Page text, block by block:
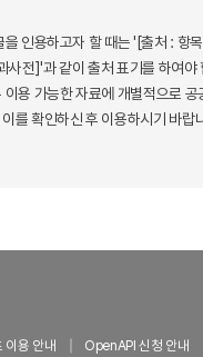
을 인용하고자 할 때는 '[출처 : 항
사전]'과 같이 출처 표기를 하여야
이용 가능한 자료에 개별적으로 공
를 확인하신 후 이용하시기 바랍
이용 안내
OpenAPI 신청 안내